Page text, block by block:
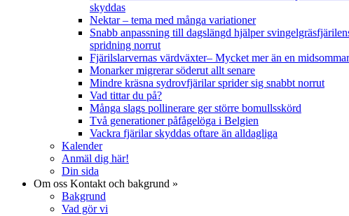
skyddas
Nektar – tema med många variationer
Snabb anpassning till dagslängd hjälper
spridning norrut
Fjärilslarvernas värdväxter– Mycket mer än en
Monarker migrerar söderut allt senare
Mindre kräsna sydrovfjärilar sprider sig snabbt norrut
Vad tittar du på?
Många slags pollinerare ger större bomullsskörd
Två generationer påfågelöga i Belgien
Vackra fjärilar skyddas oftare än alldagliga
Kalender
Anmäl dig här!
Din sida
Om oss Kontakt och bakgrund »
Bakgrund
Vad gör vi